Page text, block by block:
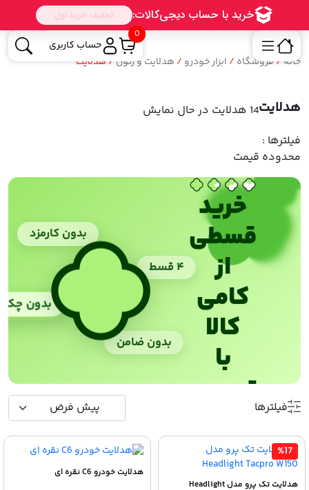
0
حساب کاربری
خانه / فروشگاه / ابزار خودرو / هدلایت و زنون / هدلایت
هدلایت14 هدلایت
در حال نمایش
فیلترها :
محدوده قیمت
خرید
قسطی
از
کامی
کالا
با
ترب‌پی
بدون کارمزد
۴ قسط
بدون چک
بدون ضامن
فیلترها
%17
هدلایت تک پرو مدل Headlight
هدلایت خودرو C6 نقره ای